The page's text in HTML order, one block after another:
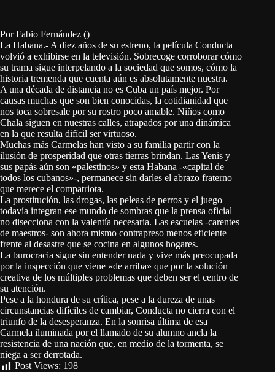
Por Fabio Fernández ()
La Habana.- A diez años de su estreno, la película Conducta
volvió a exhibirse en la televisión. Sobrecoge corroborar cómo
su trama sigue interpelando a la sociedad que somos, cómo la
historia tremenda que cuenta aún es absolutamente nuestra.
A una década de distancia no es Cuba un país mejor. Por
causas muchas que son bien conocidas, la cotidianidad que
nos toca sobresale por su rostro poco amable. Niños como
Chala siguen en nuestras calles, atrapados por una dinámica
en la que resulta difícil ser virtuoso.
Muchas más Carmelas han visto a su familia partir con la
ilusión de prosperidad que otras tierras brindan. Las Yenis y
sus papás aún son «palestinos» y esta Habana -«capital de
todos los cubanos»-, permanece sin darles el abrazo fraterno
que merece el compatriota.
La prostitución, las drogas, las peleas de perros y el juego
todavía integran ese mundo de sombras que la prensa oficial
no disecciona con la valentía necesaria. Las escuelas -carentes
de maestros- son ahora mismo contrapreso menos eficiente
frente al desastre que se cocina en algunos hogares.
La burocracia sigue sin entender nada y vive más preocupada
por la inspección que viene «de arriba» que por la solución
creativa de los múltiples problemas que deben ser el centro de
su atención.
Pese a la hondura de su crítica, pese a la dureza de unas
circunstancias difíciles de cambiar, Conducta no cierra con el
triunfo de la desesperanza. En la sonrisa última de esa
Carmela iluminada por el llamado de su alumno ancla la
resistencia de una nación que, en medio de la tormenta, se
niega a ser derrotada.
Post Views: 198